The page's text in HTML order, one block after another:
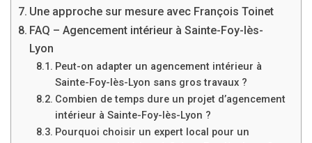
Une approche sur mesure avec François Toinet
FAQ – Agencement intérieur à Sainte-Foy-lès-
Lyon
Peut-on adapter un agencement intérieur à
Sainte-Foy-lès-Lyon sans gros travaux ?
Combien de temps dure un projet d’agencement
intérieur à Sainte-Foy-lès-Lyon ?
Pourquoi choisir un expert local pour un